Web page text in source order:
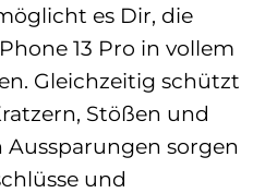
es Dir, die
13 Pro in vollem
Gleichzeitig schützt
Stößen und
Aussparungen sorgen
und